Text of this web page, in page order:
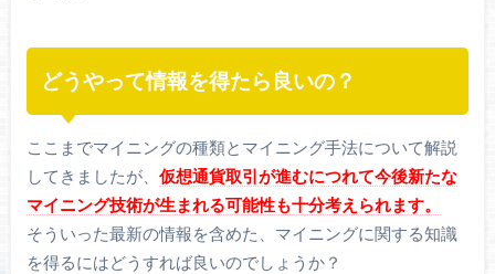
どうやって情報を得たら良いの？
ここまでマイニングの種類とマイニング手法について解説
してきましたが、 仮想通貨取引が進むにつれて今後新たな
マイニング技術が生まれる可能性も十分考えられます。
そういった最新の情報を含めた、マイニングに関する知識
を得るにはどうすれば良いのでしょうか？